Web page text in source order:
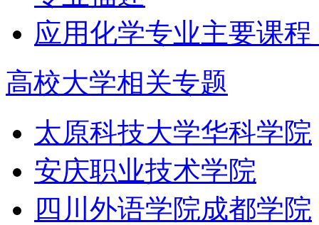
应用化学专业主要课
高校大学相关专题
太原科技大学华科学院
安庆职业技术学院
四川外语学院成都学院